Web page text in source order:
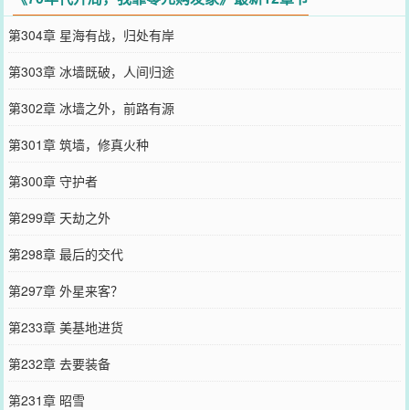
第304章 星海有战，归处有岸
第303章 冰墙既破，人间归途
第302章 冰墙之外，前路有源
第301章 筑墙，修真火种
第300章 守护者
第299章 天劫之外
第298章 最后的交代
第297章 外星来客？
第233章 美基地进货
第232章 去要装备
第231章 昭雪